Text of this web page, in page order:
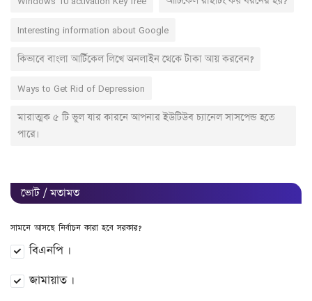
Interesting information about Google
কিভাবে বাংলা আর্টিকেল লিখে অনলাইন থেকে টাকা আয় করবেন?
Ways to Get Rid of Depression
মারাত্মক ৫ টি ভুল যার কারনে আপনার ইউটিউব চ্যানেল সাসপেন্ড হতে
পারে।
ভোট / মতামত
সামনে আসছে নির্বাচন কারা হবে সরকার?
বিএনপি ।
জামায়াত ।